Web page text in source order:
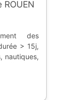
des
> 15j,
nautiques,